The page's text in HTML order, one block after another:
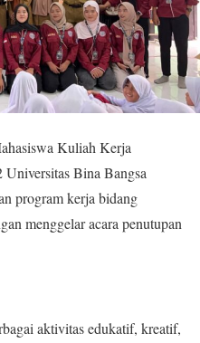
Kuliah Kerja
Bina Bangsa
program kerja bidang
menggelar acara penutupan
aktivitas edukatif, kreatif,